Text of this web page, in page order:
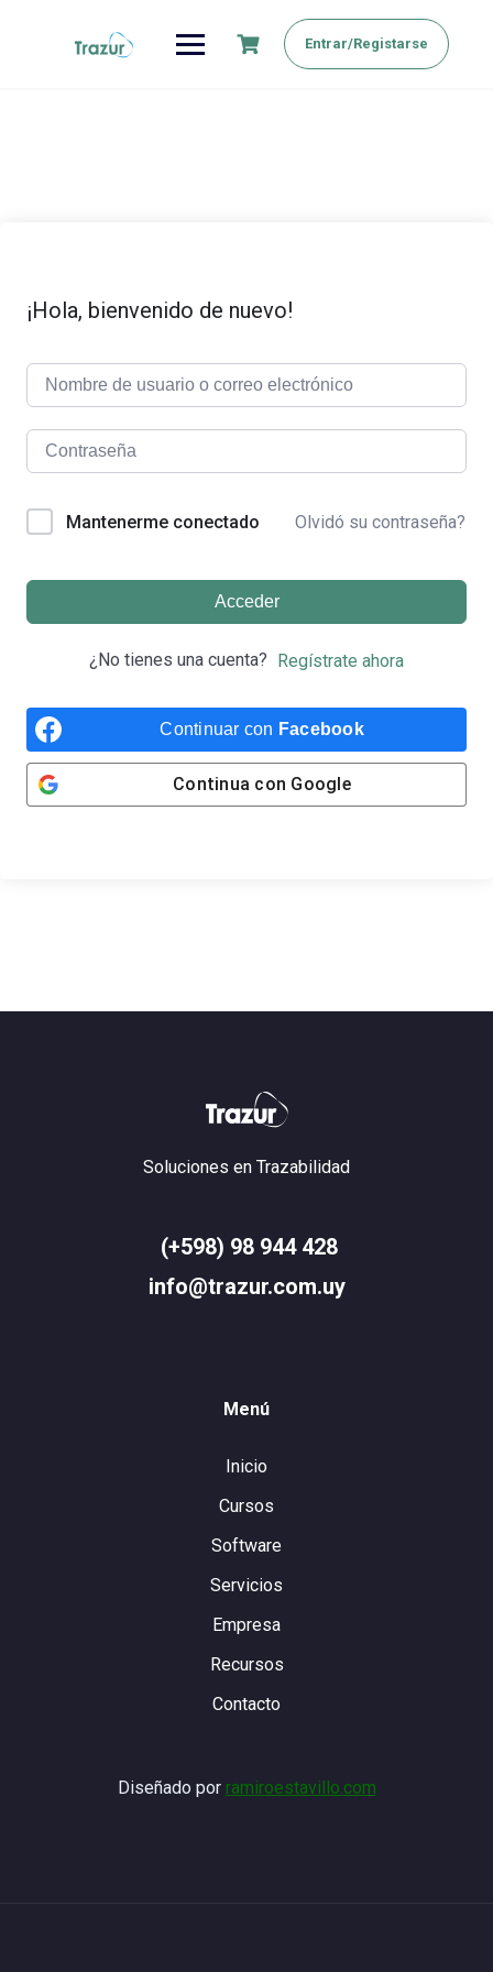
Entrar/Registarse
¡Hola, bienvenido de nuevo!
Mantenerme conectado Olvidó su contraseña?
Acceder
¿No tienes una cuenta? Regístrate ahora
Continuar con Facebook
Continua con Google
Soluciones en Trazabilidad
(+598) 98 944 428
info@trazur.com.uy
Menú
Inicio
Cursos
Software
Servicios
Empresa
Recursos
Contacto
Diseñado por ramiroestavillo.com